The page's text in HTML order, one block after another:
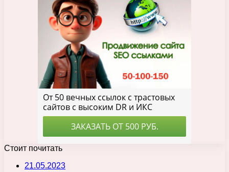
Стоит почитать
21.05.2023